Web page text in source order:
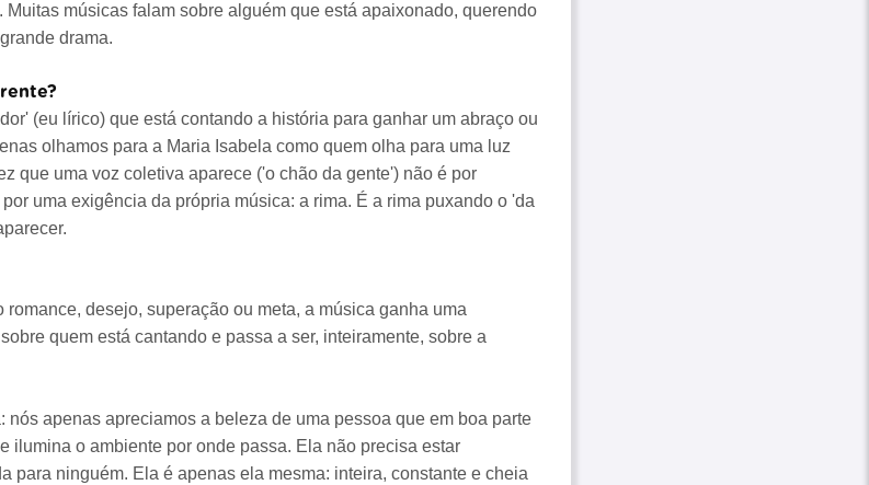
músicas falam sobre alguém que está apaixonado, querendo
drama.
(eu lírico) que está contando a história para ganhar um abraço ou
olhamos para a Maria Isabela como quem olha para uma luz
que uma voz coletiva aparece ('o chão da gente') não é por
uma exigência da própria música: a rima. É a rima puxando o 'da
desejo, superação ou meta, a música ganha uma
quem está cantando e passa a ser, inteiramente, sobre a
nós apenas apreciamos a beleza de uma pessoa que em boa parte
ilumina o ambiente por onde passa. Ela não precisa estar
para ninguém. Ela é apenas ela mesma: inteira, constante e cheia